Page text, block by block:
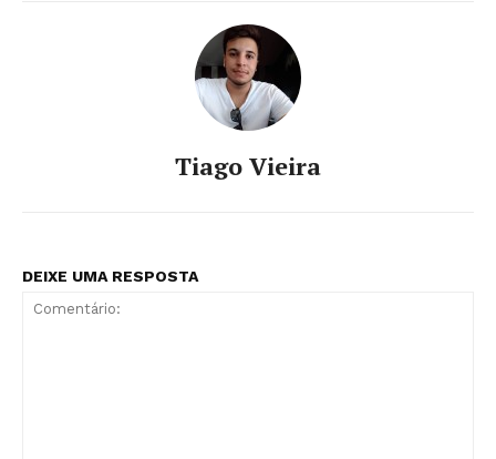
Tiago Vieira
DEIXE UMA RESPOSTA